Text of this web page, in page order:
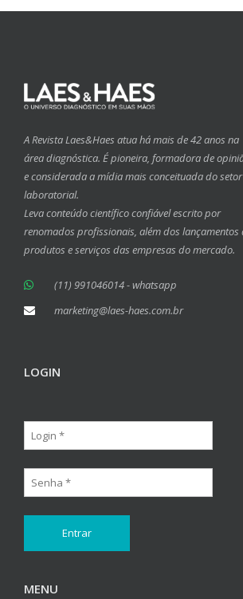
A Revista Laes&Haes atua há mais de 42 anos na
área diagnóstica. É pioneira, formadora de
e considerada a mídia mais conceituada do setor
laboratorial.
Leva conteúdo científico confiável escrito por
renomados profissionais, além dos lançamentos
produtos e serviços das empresas do mercado.
(11) 991046014 - whatsapp
marketing@laes-haes.com.br
LOGIN
MENU